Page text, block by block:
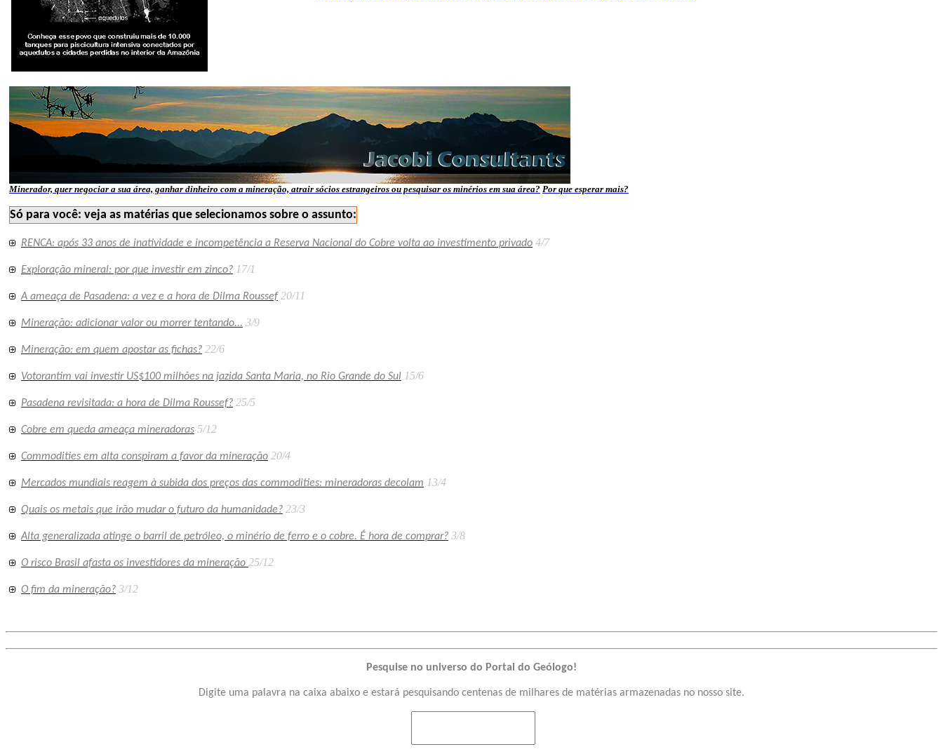
Minerador, quer negociar a sua área, ganhar dinheiro com a mineração, atrair sócios estrangeiros ou pesquisar os minérios em sua área? Por que esperar mais?
Só para você: veja as matérias que selecionamos sobre o assunto:
RENCA: após 33 anos de inatividade e incompetência a Reserva Nacional do Cobre volta ao investimento privado 4/7
Exploração mineral: por que investir em zinco? 17/1
A ameaça de Pasadena: a vez e a hora de Dilma Roussef 20/11
Mineração: adicionar valor ou morrer tentando... 3/9
Mineração: em quem apostar as fichas? 22/6
Votorantim vai investir US$100 milhões na jazida Santa Maria, no Rio Grande do Sul 15/6
Pasadena revisitada: a hora de Dilma Roussef? 25/5
Cobre em queda ameaça mineradoras 5/12
Commodities em alta conspiram a favor da mineração 20/4
Mercados mundiais reagem à subida dos preços das commodities: mineradoras decolam 13/4
Quais os metais que irão mudar o futuro da humanidade? 23/3
Alta generalizada atinge o barril de petróleo, o minério de ferro e o cobre. É hora de comprar? 3/8
O risco Brasil afasta os investidores da mineração 25/12
O fim da mineração? 3/12
Pesquise no universo do Portal do Geólogo!
Digite uma palavra na caixa abaixo e estará pesquisando centenas de milhares de matérias armazenadas no nosso site.